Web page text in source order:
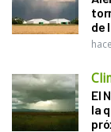
de
El
la